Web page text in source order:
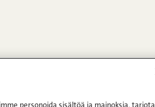
personoida sisältöä ja mainoksia, tarjota